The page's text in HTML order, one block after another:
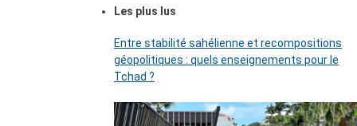
Les plus lus
Entre stabilité sahélienne et recompositions
géopolitiques : quels enseignements pour le
Tchad ?